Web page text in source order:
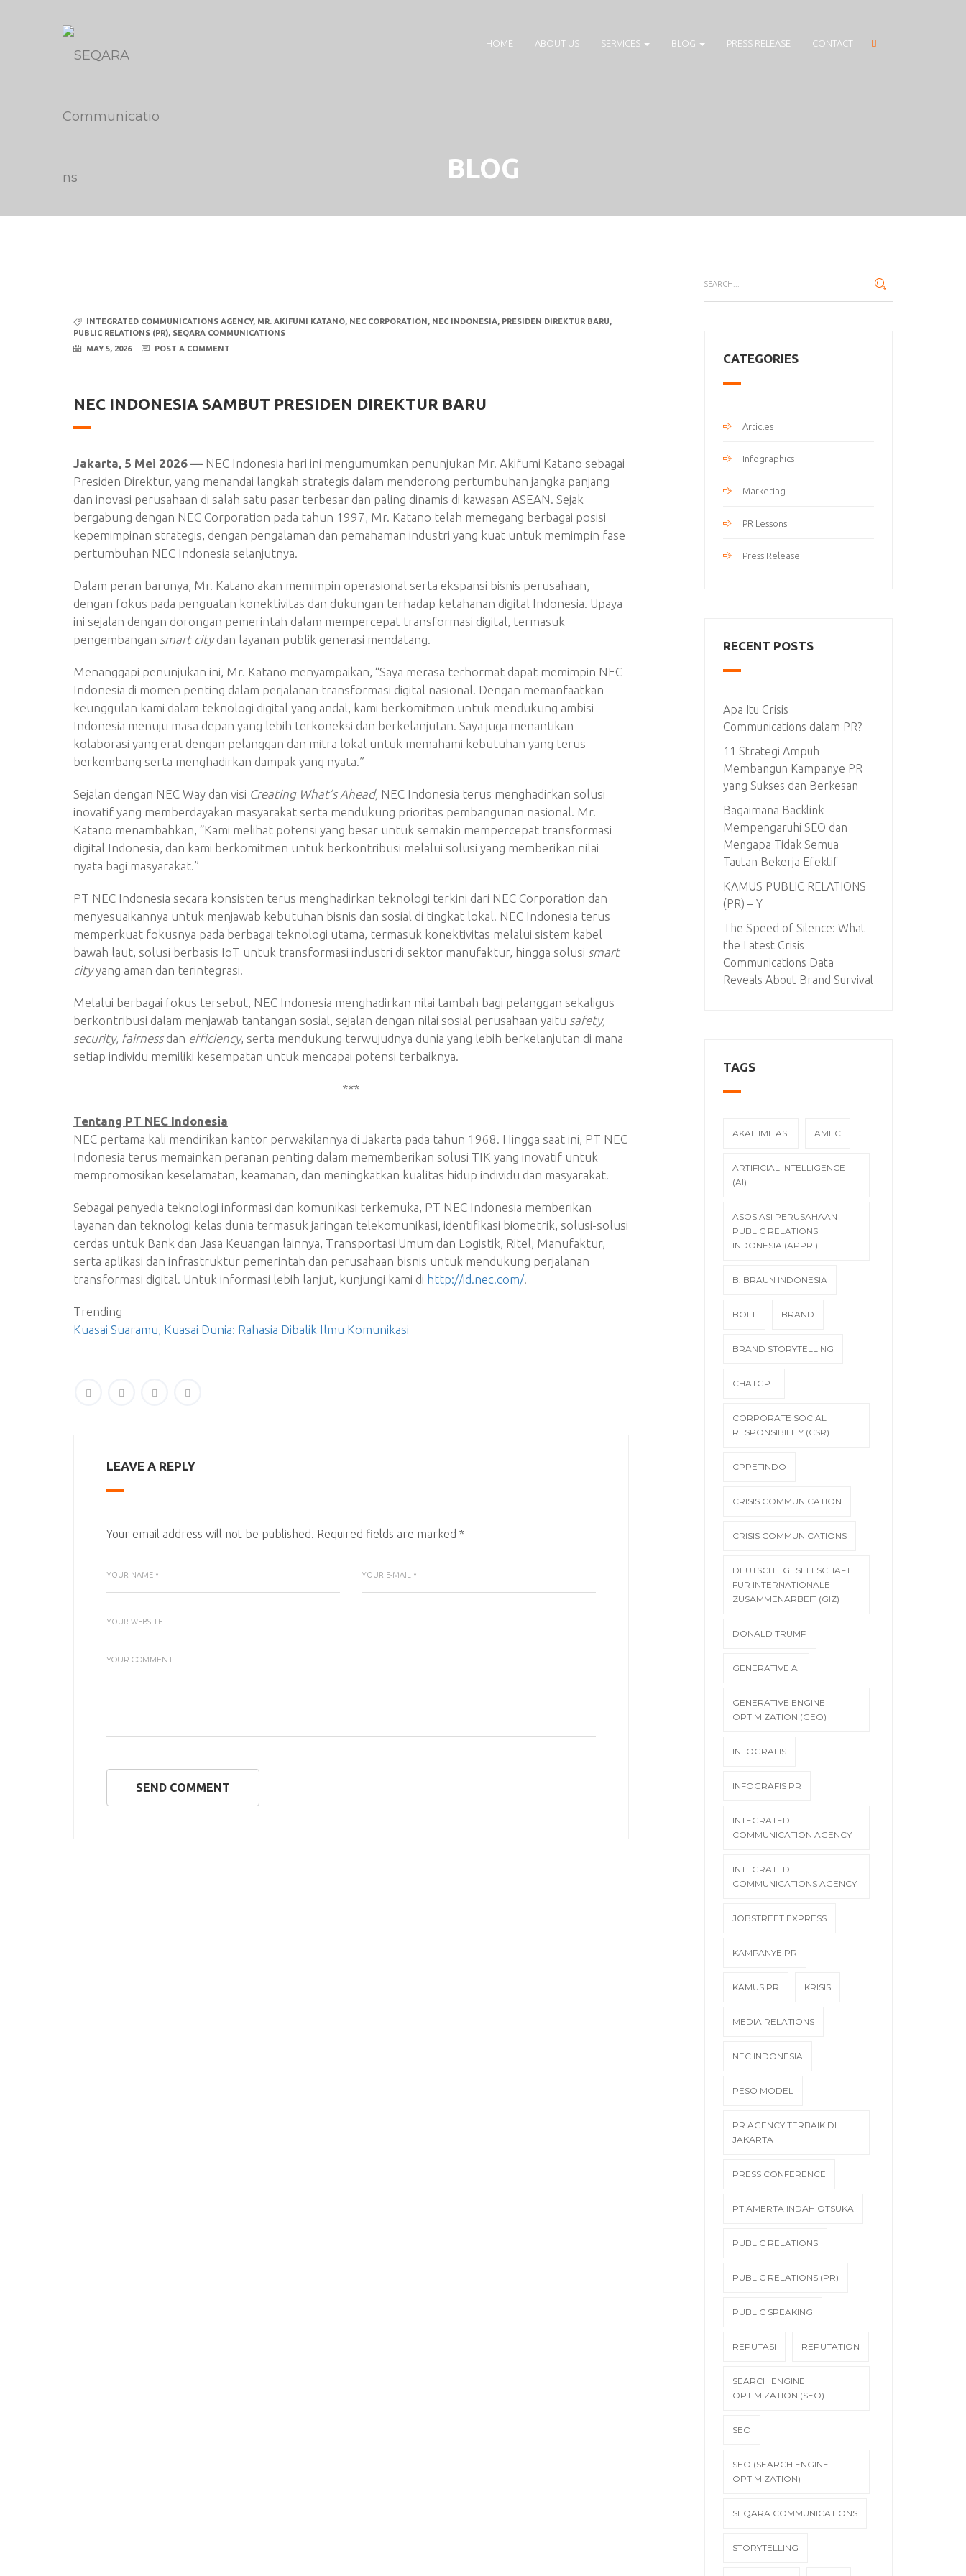
HOME ABOUT US SERVICES BLOG PRESS RELEASE CONTACT
BLOG
INTEGRATED COMMUNICATIONS AGENCY, MR. AKIFUMI KATANO, NEC CORPORATION, NEC INDONESIA, PRESIDEN DIREKTUR BARU,
PUBLIC RELATIONS (PR), SEQARA COMMUNICATIONS
MAY 5, 2026
POST A COMMENT
NEC INDONESIA SAMBUT PRESIDEN DIREKTUR BARU
Jakarta, 5 Mei 2026 — NEC Indonesia hari ini mengumumkan penunjukan Mr. Akifumi Katano sebagai
Presiden Direktur, yang menandai langkah strategis dalam mendorong pertumbuhan jangka panjang
dan inovasi perusahaan di salah satu pasar terbesar dan paling dinamis di kawasan ASEAN. Sejak
bergabung dengan NEC Corporation pada tahun 1997, Mr. Katano telah memegang berbagai posisi
kepemimpinan strategis, dengan pengalaman dan pemahaman industri yang kuat untuk memimpin fase
pertumbuhan NEC Indonesia selanjutnya.
Dalam peran barunya, Mr. Katano akan memimpin operasional serta ekspansi bisnis perusahaan,
dengan fokus pada penguatan konektivitas dan dukungan terhadap ketahanan digital Indonesia. Upaya
ini sejalan dengan dorongan pemerintah dalam mempercepat transformasi digital, termasuk
pengembangan smart citydan layanan publik generasi mendatang.
Menanggapi penunjukan ini, Mr. Katano menyampaikan, “Saya merasa terhormat dapat memimpin NEC
Indonesia di momen penting dalam perjalanan transformasi digital nasional. Dengan memanfaatkan
keunggulan kami dalam teknologi digital yang andal, kami berkomitmen untuk mendukung ambisi
Indonesia menuju masa depan yang lebih terkoneksi dan berkelanjutan. Saya juga menantikan
kolaborasi yang erat dengan pelanggan dan mitra lokal untuk memahami kebutuhan yang terus
berkembang serta menghadirkan dampak yang nyata.”
Sejalan dengan NEC Way dan visi Creating What’s Ahead, NEC Indonesia terus menghadirkan solusi
inovatif yang memberdayakan masyarakat serta mendukung prioritas pembangunan nasional. Mr.
Katano menambahkan, “Kami melihat potensi yang besar untuk semakin mempercepat transformasi
digital Indonesia, dan kami berkomitmen untuk berkontribusi melalui solusi yang memberikan nilai
nyata bagi masyarakat.”
PT NEC Indonesia secara konsisten terus menghadirkan teknologi terkini dari NEC Corporation dan
menyesuaikannya untuk menjawab kebutuhan bisnis dan sosial di tingkat lokal. NEC Indonesia terus
memperkuat fokusnya pada berbagai teknologi utama, termasuk konektivitas melalui sistem kabel
bawah laut, solusi berbasis IoT untuk transformasi industri di sektor manufaktur, hingga solusi smart
cityyang aman dan terintegrasi.
Melalui berbagai fokus tersebut, NEC Indonesia menghadirkan nilai tambah bagi pelanggan sekaligus
berkontribusi dalam menjawab tantangan sosial, sejalan dengan nilai sosial perusahaan yaitu safety,
security, fairness dan efficiency, serta mendukung terwujudnya dunia yang lebih berkelanjutan di mana
setiap individu memiliki kesempatan untuk mencapai potensi terbaiknya.
***
Tentang PT NEC Indonesia
NEC pertama kali mendirikan kantor perwakilannya di Jakarta pada tahun 1968. Hingga saat ini, PT NEC
Indonesia terus memainkan peranan penting dalam mememberikan solusi TIK yang inovatif untuk
mempromosikan keselamatan, keamanan, dan meningkatkan kualitas hidup individu dan masyarakat.
Sebagai penyedia teknologi informasi dan komunikasi terkemuka, PT NEC Indonesia memberikan
layanan dan teknologi kelas dunia termasuk jaringan telekomunikasi, identifikasi biometrik, solusi-solusi
cerdas untuk Bank dan Jasa Keuangan lainnya, Transportasi Umum dan Logistik, Ritel, Manufaktur,
serta aplikasi dan infrastruktur pemerintah dan perusahaan bisnis untuk mendukung perjalanan
transformasi digital. Untuk informasi lebih lanjut, kunjungi kami di http://id.nec.com/.
Trending
Kuasai Suaramu, Kuasai Dunia: Rahasia Dibalik Ilmu Komunikasi
LEAVE A REPLY
Your email address will not be published. Required fields are marked *
SEND COMMENT
CATEGORIES
Articles
Infographics
Marketing
PR Lessons
Press Release
RECENT POSTS
Apa Itu Crisis
Communications dalam PR?
11 Strategi Ampuh
Membangun Kampanye PR
yang Sukses dan Berkesan
Bagaimana Backlink
Mempengaruhi SEO dan
Mengapa Tidak Semua
Tautan Bekerja Efektif
KAMUS PUBLIC RELATIONS
(PR) – Y
The Speed of Silence: What
the Latest Crisis
Communications Data
Reveals About Brand Survival
TAGS
AKAL IMITASI AMEC
ARTIFICIAL INTELLIGENCE
(AI)
ASOSIASI PERUSAHAAN
PUBLIC RELATIONS
INDONESIA (APPRI)
B. BRAUN INDONESIA
BOLT BRAND
BRAND STORYTELLING
CHATGPT
CORPORATE SOCIAL
RESPONSIBILITY (CSR)
CPPETINDO
CRISIS COMMUNICATION
CRISIS COMMUNICATIONS
DEUTSCHE GESELLSCHAFT
FÜR INTERNATIONALE
ZUSAMMENARBEIT (GIZ)
DONALD TRUMP
GENERATIVE AI
GENERATIVE ENGINE
OPTIMIZATION (GEO)
INFOGRAFIS
INFOGRAFIS PR
INTEGRATED
COMMUNICATION AGENCY
INTEGRATED
COMMUNICATIONS AGENCY
JOBSTREET EXPRESS
KAMPANYE PR
KAMUS PR KRISIS
MEDIA RELATIONS
NEC INDONESIA
PESO MODEL
PR AGENCY TERBAIK DI
JAKARTA
PRESS CONFERENCE
PT AMERTA INDAH OTSUKA
PUBLIC RELATIONS
PUBLIC RELATIONS (PR)
PUBLIC SPEAKING
REPUTASI REPUTATION
SEARCH ENGINE
OPTIMIZATION (SEO)
SEO
SEO (SEARCH ENGINE
OPTIMIZATION)
SEQARA COMMUNICATIONS
STORYTELLING